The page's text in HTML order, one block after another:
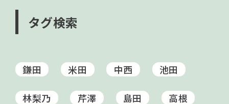
タグ検索
鎌田 米田 中西 池田
林梨乃 芹澤 島田 高根